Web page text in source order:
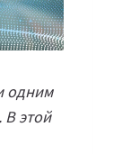
одним
В этой